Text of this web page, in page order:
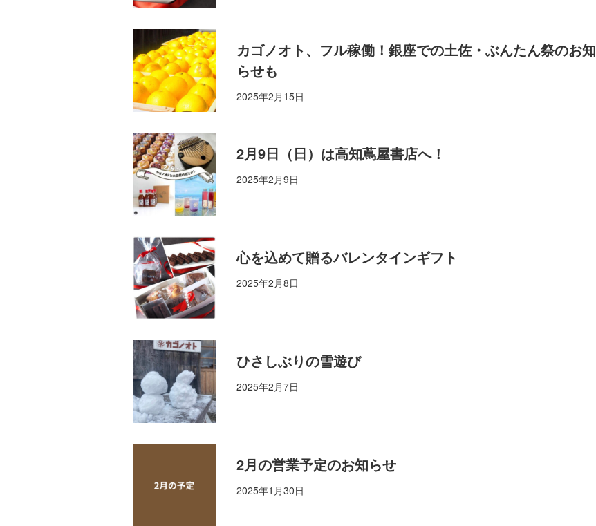
カゴノオト、フル稼働！銀座での土佐・ぶんたん祭のお知
らせも
2025年2月15日
2月9日（日）は高知蔦屋書店へ！
2025年2月9日
心を込めて贈るバレンタインギフト
2025年2月8日
ひさしぶりの雪遊び
2025年2月7日
2月の営業予定のお知らせ
2025年1月30日